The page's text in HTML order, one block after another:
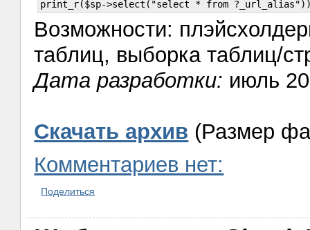
Возможности:
таблиц, выборка таблиц/
Дата разработки: июль
Скачать архив (Размер
Комментариев нет:
Поделиться